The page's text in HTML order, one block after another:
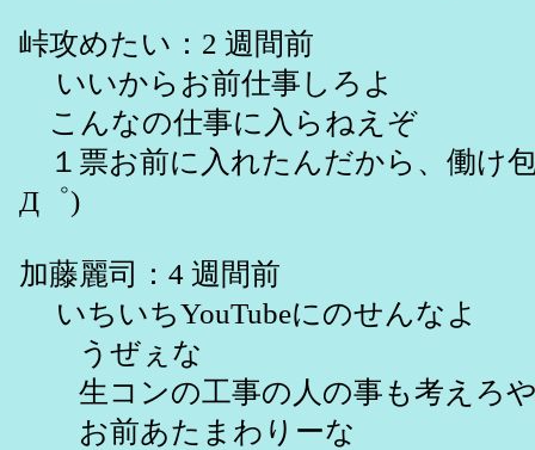
峠攻めたい：2 週間前
いいからお前仕事しろよ
こんなの仕事に入らねえぞ
１票お前に入れたんだから、働け
Д゜)
加藤麗司：4 週間前
いちいちYouTubeにのせんなよ
うぜぇな
生コンの工事の人の事も考えろ
お前あたまわりーな